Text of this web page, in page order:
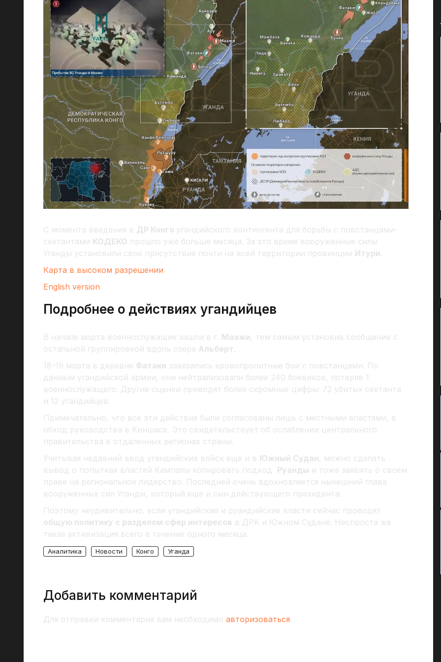
С момента введения в ДР Конго угандийского контингента для борьбы с повстанцами-
сектантами КОДЕКО прошло уже больше месяца. За это время вооруженные силы
Уганды установили свое присутствие почти на всей территории провинции Итури.
Карта в высоком разрешении
English version
Подробнее о действиях угандийцев
В начале марта военнослужащие зашли в г. Маажи, тем самым установив сообщение с
остальной группировкой вдоль озера Альберт.
18-19 марта в деревне Фатаки завязались кровопролитные бои с повстанцами. По
данным угандийской армии, они нейтрализовали более 240 боевиков, потеряв 1
военнослужащего. Другие оценки приводят более скромные цифры: 72 убитых сектанта
и 12 угандийцев.
Примечательно, что все эти действия были согласованы лишь с местными властями, в
обход руководства в Киншасе. Это свидетельствует об ослаблении центрального
правительства в отдаленных регионах страны.
Учитывая недавний ввод угандийских войск еще и в Южный Судан, можно сделать
вывод о попытках властей Кампалы копировать подход Руанды и тоже заявить о своем
праве на региональное лидерство. Последней очень вдохновляется нынешний глава
вооруженных сил Уганды, который еще и сын действующего президента.
Поэтому неудивительно, если угандийские и руандийские власти сейчас проводят
общую политику с разделом сфер интересов в ДРК и Южном Судане. Неспроста же
такая активизация всего в течение одного месяца.
Аналитика Новости Конго Уганда
Добавить комментарий
Для отправки комментария вам необходимо авторизоваться.